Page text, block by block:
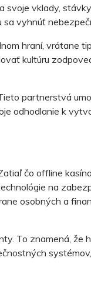
svoje vklady,
vyhnúť
hraní, vrátane
kultúru
partnerstvá
odhodlanie k
čo offline
na
osobných a
To znamená, že